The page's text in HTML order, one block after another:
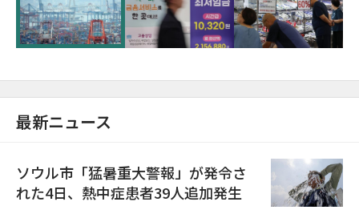
が初の1000億ドル突破
最新ニュース
ソウル市「猛暑重大警報」が発令さ
れた4日、熱中症患者39人追加発生